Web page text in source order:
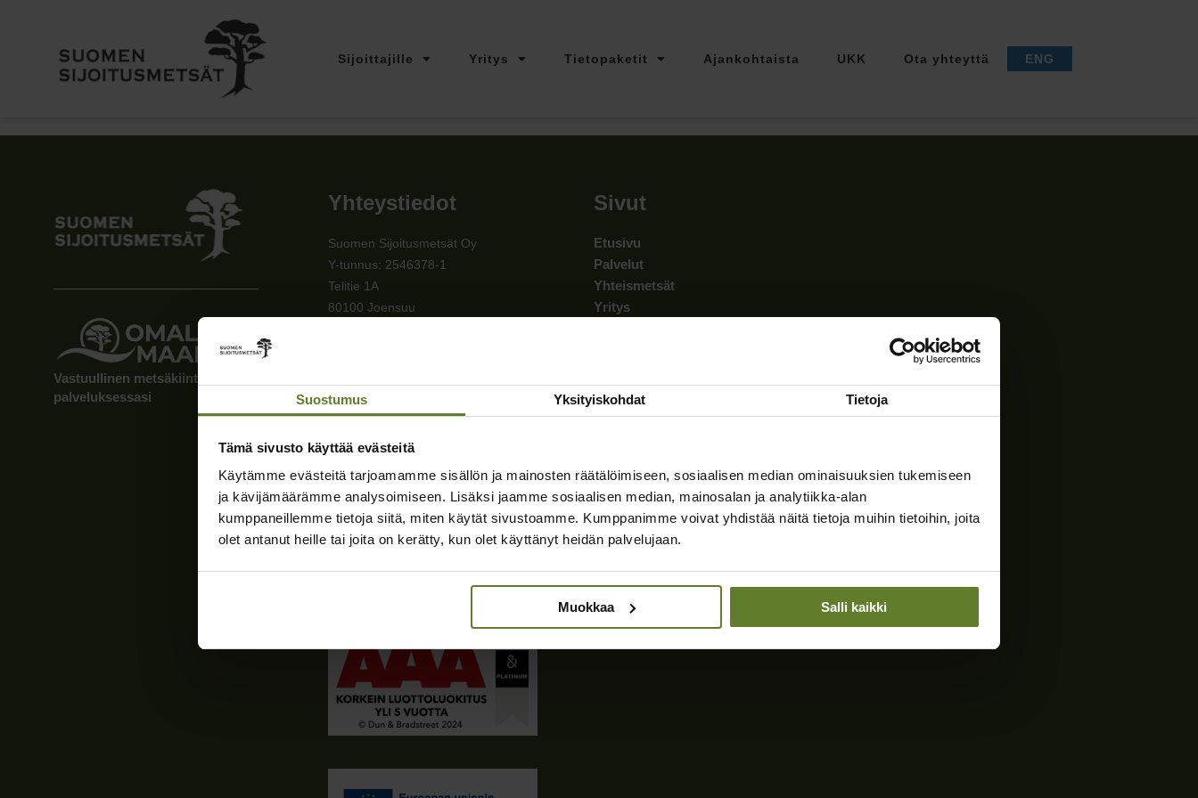
Suostumus Yksityiskohdat Tietoja
Tämä sivusto käyttää evästeitä
Käytämme evästeitä tarjoamamme sisällön ja mainosten räätälöimiseen, sosiaalisen median ominaisuuksien tukemiseen
ja kävijämäärämme analysoimiseen. Lisäksi jaamme sosiaalisen median, mainosalan ja analytiikka-alan
kumppaneillemme tietoja siitä, miten käytät sivustoamme. Kumppanimme voivat yhdistää näitä tietoja muihin tietoihin, joita
olet antanut heille tai joita on kerätty, kun olet käyttänyt heidän palvelujaan.
Muokkaa Salli kaikki
Sijoittajille Yritys Tietopaketit Ajankohtaista UKK Ota yhteyttä ENG
Vastuullinen metsäkiinteistöjen välittäjä
palveluksessasi
Yhteystiedot
Suomen Sijoitusmetsät Oy
Y-tunnus: 2546378-1
Telitie 1A
80100 Joensuu
Sivut
Etusivu
Palvelut
Yhteismetsät
Yritys
Tiedot
Laskutustiedot
Verkkolaskutusoperaattori:
Apix Messaging, 003723327487
Verkkolaskutusosoite: